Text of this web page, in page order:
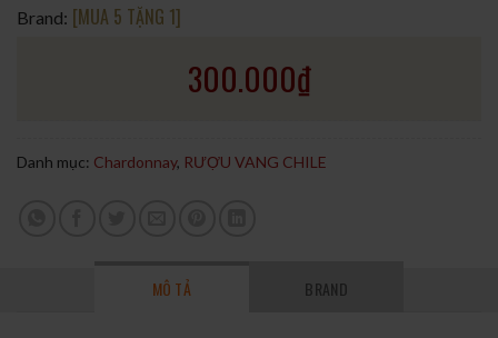
Brand: [MUA 5 TẶNG 1]
300.000₫
Danh mục: Chardonnay, RƯỢU VANG CHILE
MÔ TẢ BRAND